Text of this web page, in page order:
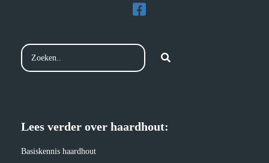
Lees verder over haardhout:
Basiskennis haardhout